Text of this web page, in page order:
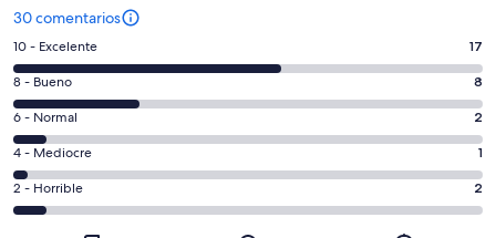
30 comentarios
17
comentarios
de
un
total
de
30
con
10 - Excelente 17
8
comentarios
de
un
total
de
8 - Bueno 8
2
comentarios
de
un
total
6 - Normal 2
1
comentarios
de
4 - Mediocre 1
2
comentarios
2 - Horrible 2